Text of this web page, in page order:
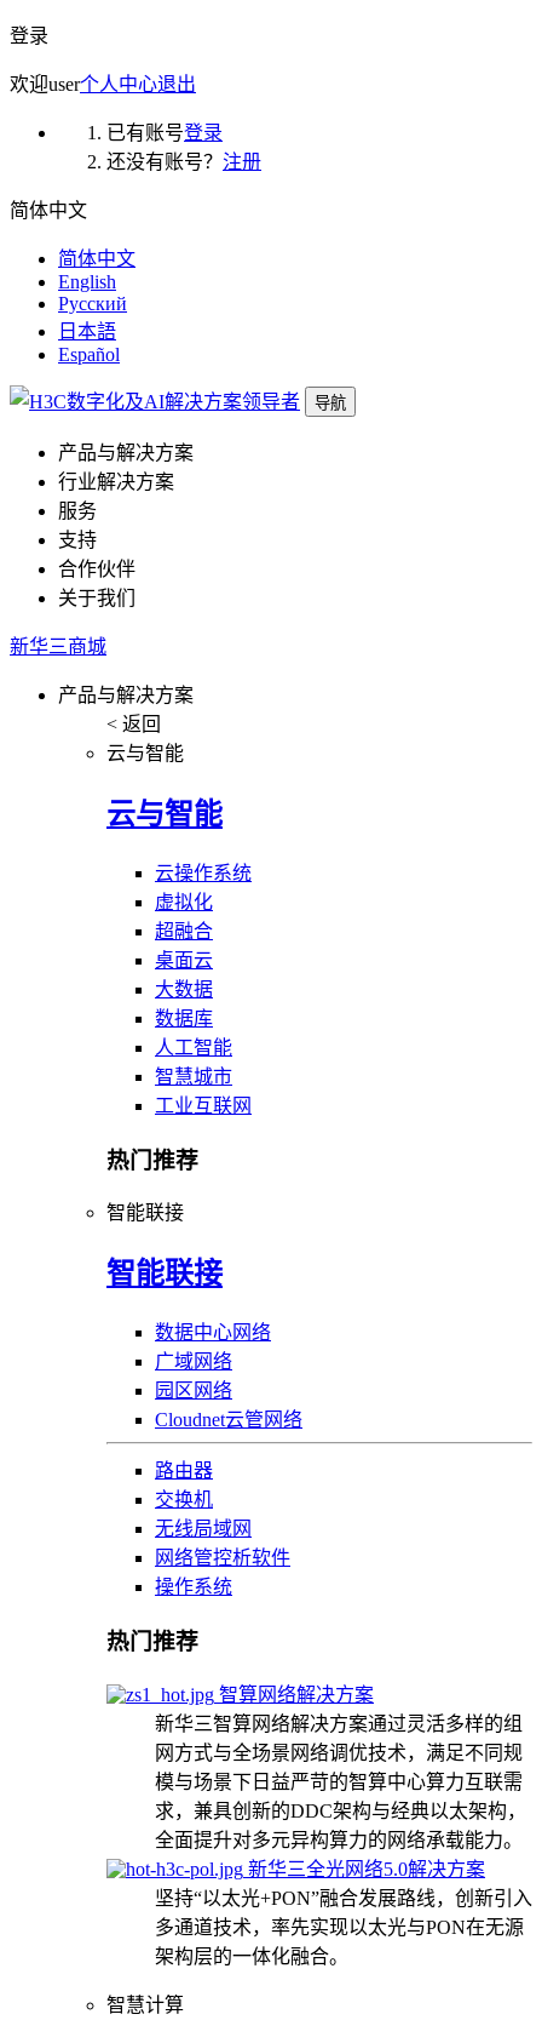
登录
欢迎user个人中心退出
已有账号登录
还没有账号？ 注册
简体中文
简体中文
English
Русский
日本語
Español
导航
产品与解决方案
行业解决方案
服务
支持
合作伙伴
关于我们
新华三商城
产品与解决方案
< 返回
云与智能
云与智能
云操作系统
虚拟化
超融合
桌面云
大数据
数据库
人工智能
智慧城市
工业互联网
热门推荐
智能联接
智能联接
数据中心网络
广域网络
园区网络
Cloudnet云管网络
路由器
交换机
无线局域网
网络管控析软件
操作系统
热门推荐
智算网络解决方案
新华三智算网络解决方案通过灵活多样的组
网方式与全场景网络调优技术，满足不同规
模与场景下日益严苛的智算中心算力互联需
求，兼具创新的DDC架构与经典以太架构，
全面提升对多元异构算力的网络承载能力。
新华三全光网络5.0解决方案
坚持“以太光+PON”融合发展路线，创新引入
多通道技术，率先实现以太光与PON在无源
架构层的一体化融合。
智慧计算